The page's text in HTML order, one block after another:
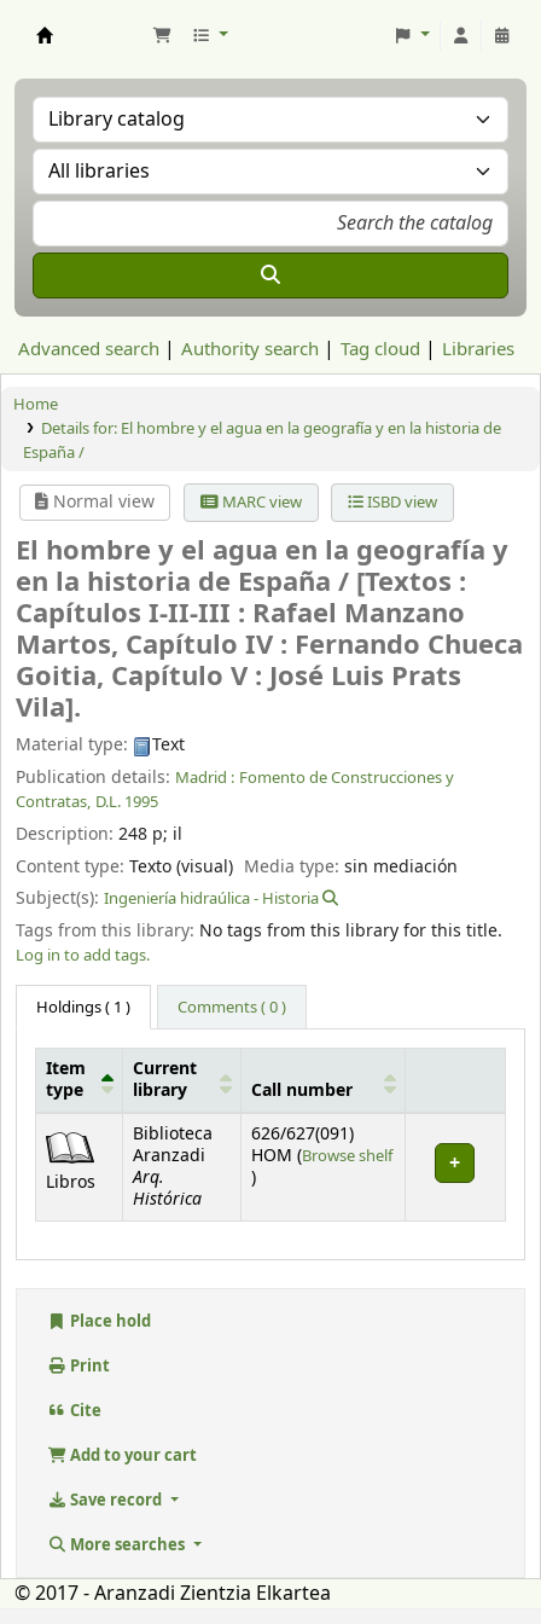
Advanced search Authority search Tag cloud Libraries
Home
Details for: El hombre y el agua en la geografía y en la historia de
España /
Normal view MARC view ISBD view
El hombre y el agua en la geografía y
en la historia de España / [Textos :
Capítulos I-II-III : Rafael Manzano
Martos, Capítulo IV : Fernando Chueca
Goitia, Capítulo V : José Luis Prats
Vila].
Material type:
Text
Publication details: Madrid : Fomento de Construcciones y
Contratas, D.L. 1995
Description: 248 p; il
Content type: Texto (visual) Media type:sin mediación
Subject(s): Ingeniería hidraúlica - Historia
Tags from this library: No tags from this library for this title.
Log in to add tags.
Holdings( 1 ) Comments ( 0 )
Holdings
Item
type
Current
library
Call number
Libros
Biblioteca
Aranzadi
Arq.
Histórica
626/627(091)
HOM (Browse shelf
(Opens below)
)
Place hold
Print
Cite
Add to your cart
Save record
More searches
© 2017 - Aranzadi Zientzia Elkartea